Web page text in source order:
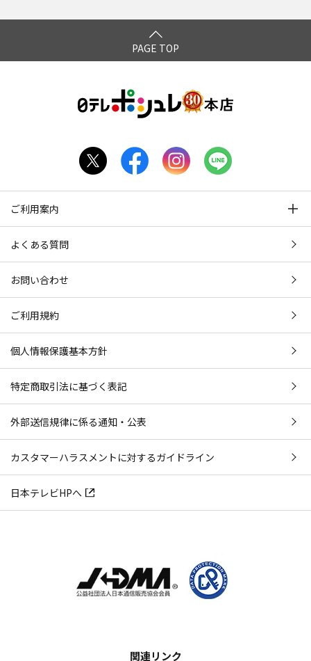
PAGE TOP
ご利用案内
よくある質問
お問い合わせ
ご利用規約
個人情報保護基本方針
特定商取引法に基づく表記
外部送信規律に係る通知・公表
カスタマーハラスメントに対するガイドライン
日本テレビHPへ
関連リンク